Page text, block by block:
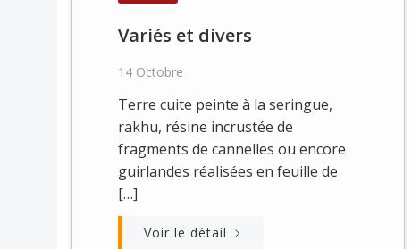
Variés et divers
14 Octobre
Terre cuite peinte à la seringue,
rakhu, résine incrustée de
fragments de cannelles ou encore
guirlandes réalisées en feuille de
[…]
Voir le détail